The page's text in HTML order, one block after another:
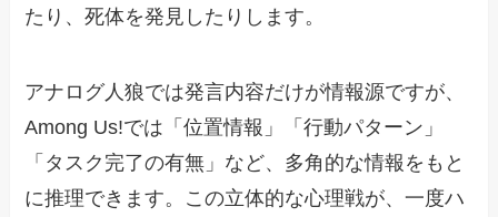
たり、死体を発見したりします。
アナログ人狼では発言内容だけが情報源ですが、
Among Us!では「位置情報」「行動パターン」
「タスク完了の有無」など、多角的な情報をもと
に推理できます。この立体的な心理戦が、一度ハ